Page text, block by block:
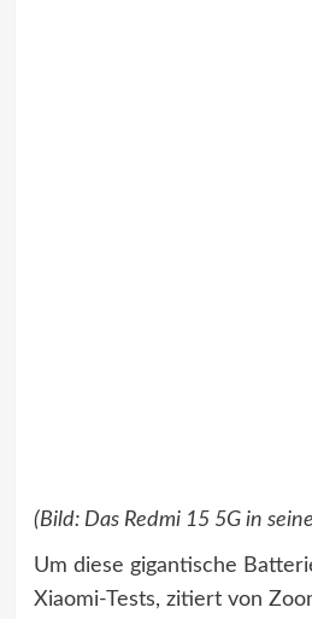
(Bild: Das Redmi 15 5G in
Um diese gigantische
Xiaomi-Tests, zitiert von